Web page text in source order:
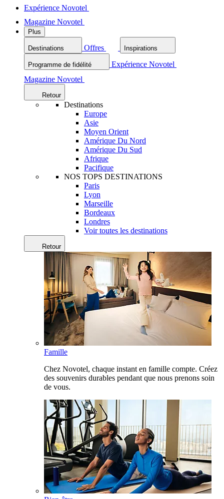
Expérience Novotel
Magazine Novotel
Plus
Destinations Offres Inspirations
Programme de fidélité
Expérience Novotel
Magazine Novotel
Retour
Destinations
Europe
Asie
Moyen Orient
Amérique Du Nord
Amérique Du Sud
Afrique
Pacifique
NOS TOPS DESTINATIONS
Paris
Lyon
Marseille
Bordeaux
Londres
Voir toutes les destinations
Retour
Famille
Chez Novotel, chaque instant en famille compte. Créez
des souvenirs durables pendant que nous prenons soin
de vous.